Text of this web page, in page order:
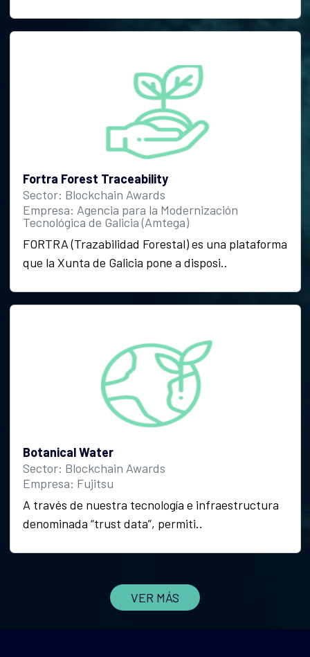
Fortra Forest Traceability
Sector: Blockchain Awards
Empresa: Agencia para la Modernización
Tecnológica de Galicia (Amtega)
FORTRA (Trazabilidad Forestal) es una plataforma
que la Xunta de Galicia pone a disposi..
Botanical Water
Sector: Blockchain Awards
Empresa: Fujitsu
A través de nuestra tecnología e infraestructura
denominada “trust data”, permiti..
VER MÁS